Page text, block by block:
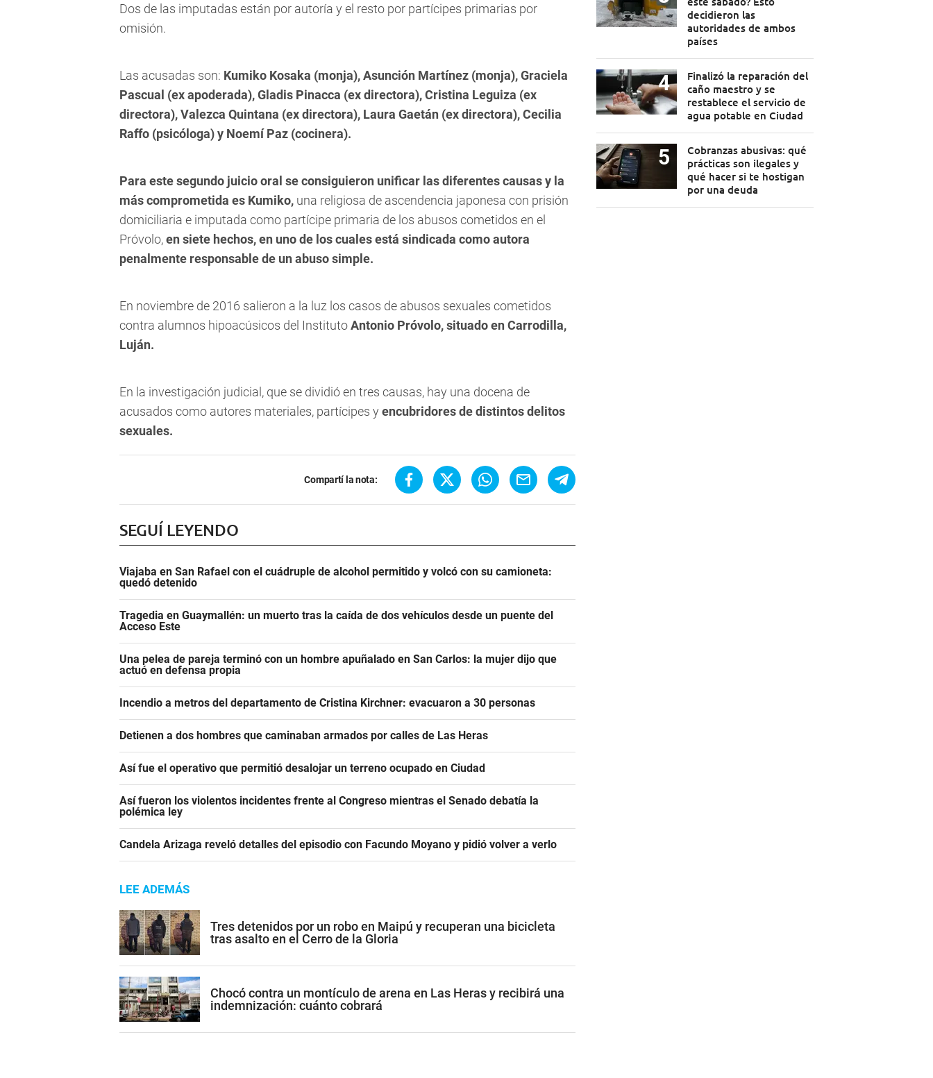
Dos de las imputadas están por autoría y el resto por partícipes primarias por
omisión.
Las acusadas son: Kumiko Kosaka (monja), Asunción Martínez (monja), Graciela
Pascual (ex apoderada), Gladis Pinacca (ex directora), Cristina Leguiza (ex
directora), Valezca Quintana (ex directora), Laura Gaetán (ex directora), Cecilia
Raffo (psicóloga) y Noemí Paz (cocinera).
Para este segundo juicio oral se consiguieron unificar las diferentes causas y la
más comprometida es Kumiko, una religiosa de ascendencia japonesa con prisión
domiciliaria e imputada como partícipe primaria de los abusos cometidos en el
Próvolo,en siete hechos, en uno de los cuales está sindicada como autora
penalmente responsable de un abuso simple.
En noviembre de 2016 salieron a la luz los casos de abusos sexuales cometidos
contra alumnos hipoacúsicos del InstitutoAntonio Próvolo, situado en Carrodilla,
Luján.
En la investigación judicial, que se dividió en tres causas, hay una docena de
acusados como autores materiales, partícipes y encubridores de distintos delitos
sexuales.
Compartí la nota:
SEGUÍ LEYENDO
Viajaba en San Rafael con el cuádruple de alcohol permitido y volcó con su camioneta:
quedó detenido
Tragedia en Guaymallén: un muerto tras la caída de dos vehículos desde un puente del
Acceso Este
Una pelea de pareja terminó con un hombre apuñalado en San Carlos: la mujer dijo que
actuó en defensa propia
Incendio a metros del departamento de Cristina Kirchner: evacuaron a 30 personas
Detienen a dos hombres que caminaban armados por calles de Las Heras
Así fue el operativo que permitió desalojar un terreno ocupado en Ciudad
Así fueron los violentos incidentes frente al Congreso mientras el Senado debatía la
polémica ley
Candela Arizaga reveló detalles del episodio con Facundo Moyano y pidió volver a verlo
LEE ADEMÁS
Tres detenidos por un robo en Maipú y recuperan una bicicleta
tras asalto en el Cerro de la Gloria
Chocó contra un montículo de arena en Las Heras y recibirá una
indemnización: cuánto cobrará
decidieron las
autoridades de ambos
países
Finalizó la reparación del
caño maestro y se
restablece el servicio de
agua potable en Ciudad
Cobranzas abusivas: qué
prácticas son ilegales y
qué hacer si te hostigan
por una deuda